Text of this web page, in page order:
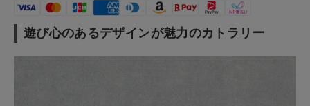
遊び心のあるデザインが魅力のカトラリー